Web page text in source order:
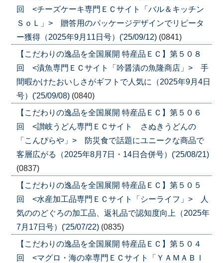
回 <チーズケーキ専門ＥＣサイト「バル＆キッチン
ＳｏＬ」> 贈答用のパッケージデザインでリピータ
ー獲得（2025年9月11日号）('25/09/12) (0841)
【こだわりの逸品を全国展開 特産品ＥＣ】第５０８
回 <漬魚専門ＥＣサイト「吟醤漬の魚隆商店」> 手
間暇かけたおいしさがギフトで人気に（2025年9月4日
号）('25/09/08) (0840)
【こだわりの逸品を全国展開 特産品ＥＣ】第５０６
回 <讃岐うどん専門ＥＣサイト さぬきうどんの
「こんぴらや」> 防災食で話題にユニークな商品で
客層広がる（2025年8月7日・14日合併号）('25/08/21)
(0837)
【こだわりの逸品を全国展開 特産品ＥＣ】第５０５
回 <水産加工品専門ＥＣサイト「シーライフ」> 人
気ののどぐろの加工品、返礼品で認知度向上（2025年
7月17日号）('25/07/22) (0835)
【こだわりの逸品を全国展開 特産品ＥＣ】第５０４
回 <マグロ・海の幸専門ＥＣサイト「ＹＡＭＡＢＩ